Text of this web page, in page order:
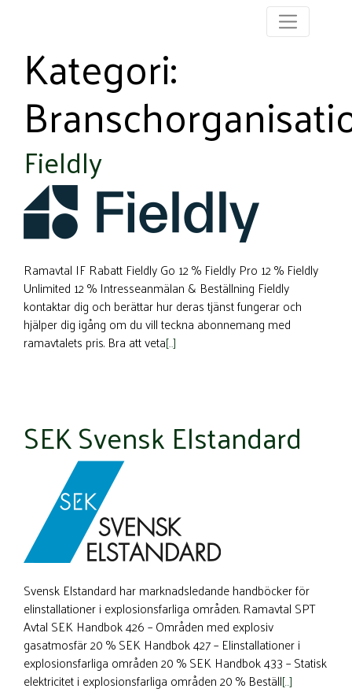
Kategori:
Fieldly
Ramavtal IF Rabatt Fieldly Go 12 % Fieldly Pro 12 % Fieldly
Unlimited 12 % Intresseanmälan & Beställning Fieldly
kontaktar dig och berättar hur deras tjänst fungerar och
hjälper dig igång om du vill teckna abonnemang med
ramavtalets pris. Bra att veta[…]
SEK Svensk Elstandard
Svensk Elstandard har marknadsledande handböcker för
elinstallationer i explosionsfarliga områden. Ramavtal SPT
Avtal SEK Handbok 426 – Områden med explosiv
gasatmosfär 20 % SEK Handbok 427 – Elinstallationer i
explosionsfarliga områden 20 % SEK Handbok 433 – Statisk
elektricitet i explosionsfarliga områden 20 % Beställ[…]